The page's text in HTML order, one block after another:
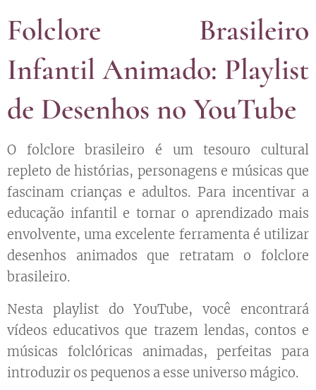
Folclore Brasileiro
Infantil Animado: Playlist
de Desenhos no YouTube
O folclore brasileiro é um tesouro cultural
repleto de histórias, personagens e músicas que
fascinam crianças e adultos. Para incentivar a
educação infantil e tornar o aprendizado mais
envolvente, uma excelente ferramenta é utilizar
desenhos animados que retratam o folclore
brasileiro.
Nesta playlist do YouTube, você encontrará
vídeos educativos que trazem lendas, contos e
músicas folclóricas animadas, perfeitas para
introduzir os pequenos a esse universo mágico.